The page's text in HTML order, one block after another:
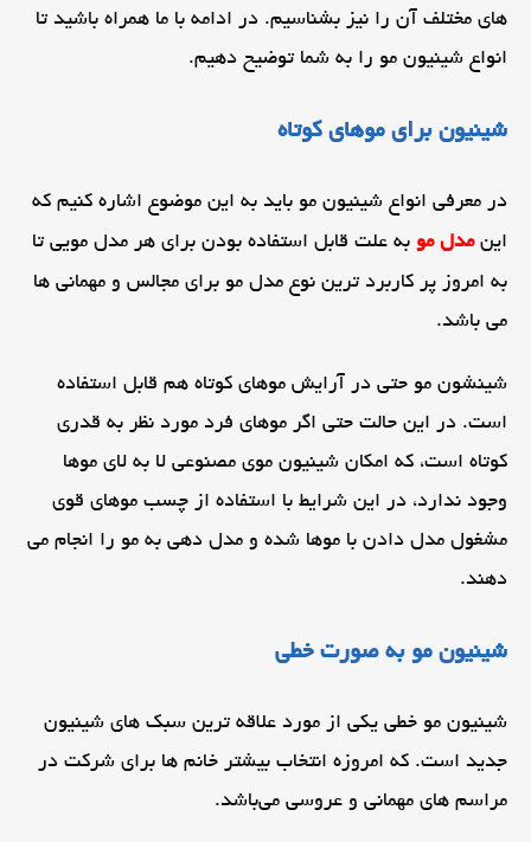
های مختلف آن را نیز بشناسیم. در ادامه با ما همراه باشید تا
انواع شینیون مو را به شما توضیح دهیم.
شینیون برای موهای کوتاه
در معرفی انواع شینیون مو باید به این موضوع اشاره کنیم که
اینمدل موبه علت قابل استفاده بودن برای هر مدل مویی تا
به امروز پر کاربرد ترین نوع مدل مو برای مجالس و مهمانی ها
می باشد.
شینشون مو حتی در آرایش موهای کوتاه هم قابل استفاده
است. در این حالت حتی اگر موهای فرد مورد نظر به قدری
کوتاه است، که امکان شینیون موی مصنوعی لا به لای موها
وجود ندارد، در این شرایط با استفاده از چسب موهای قوی
مشغول مدل دادن با موها شده و مدل دهی به مو را انجام می
دهند.
شینیون مو به صورت خطی
شینیون مو خطی یکی از مورد علاقه ترین سبک های شینیون
جدید است. که امروزه انتخاب بیشتر خانم ها برای شرکت در
مراسم های مهمانی و عروسی می‌باشد.